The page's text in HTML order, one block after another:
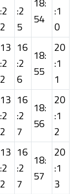
:2
2
:2
5
54 :1
0
13
:2
2
16
:2
6
18:
55
20
:1
1
13
:2
2
16
:2
7
18:
56
20
:1
2
13
:2
2
16
:2
7
18:
57
20
:1
3